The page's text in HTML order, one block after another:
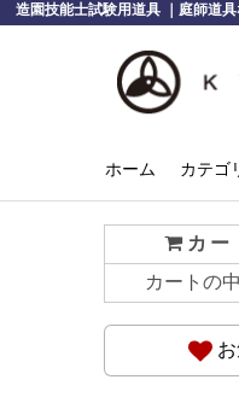
造園技能士試験用道具 ｜庭師道
ホーム カテゴ
カー
カートの